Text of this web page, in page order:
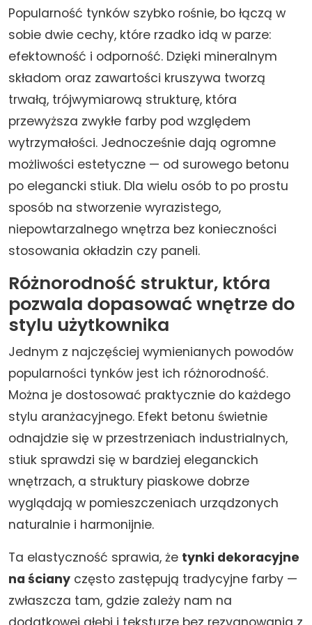
Popularność tynków szybko rośnie, bo łączą w
sobie dwie cechy, które rzadko idą w parze:
efektowność i odporność. Dzięki mineralnym
składom oraz zawartości kruszywa tworzą
trwałą, trójwymiarową strukturę, która
przewyższa zwykłe farby pod względem
wytrzymałości. Jednocześnie dają ogromne
możliwości estetyczne — od surowego betonu
po elegancki stiuk. Dla wielu osób to po prostu
sposób na stworzenie wyrazistego,
niepowtarzalnego wnętrza bez konieczności
stosowania okładzin czy paneli.
Różnorodność struktur, która
pozwala dopasować wnętrze do
stylu użytkownika
Jednym z najczęściej wymienianych powodów
popularności tynków jest ich różnorodność.
Można je dostosować praktycznie do każdego
stylu aranżacyjnego. Efekt betonu świetnie
odnajdzie się w przestrzeniach industrialnych,
stiuk sprawdzi się w bardziej eleganckich
wnętrzach, a struktury piaskowe dobrze
wyglądają w pomieszczeniach urządzonych
naturalnie i harmonijnie.
Ta elastyczność sprawia, że tynki dekoracyjne
na ściany często zastępują tradycyjne farby —
zwłaszcza tam, gdzie zależy nam na